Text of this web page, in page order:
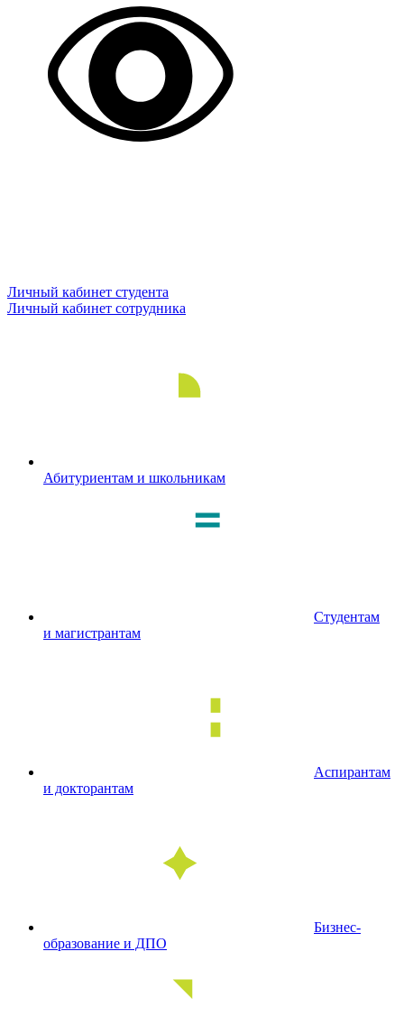
Личный кабинет студента
Личный кабинет сотрудника
Абитуриентам и школьникам
Студентам
и магистрантам
Аспирантам
и докторантам
Бизнес-
образование и ДПО